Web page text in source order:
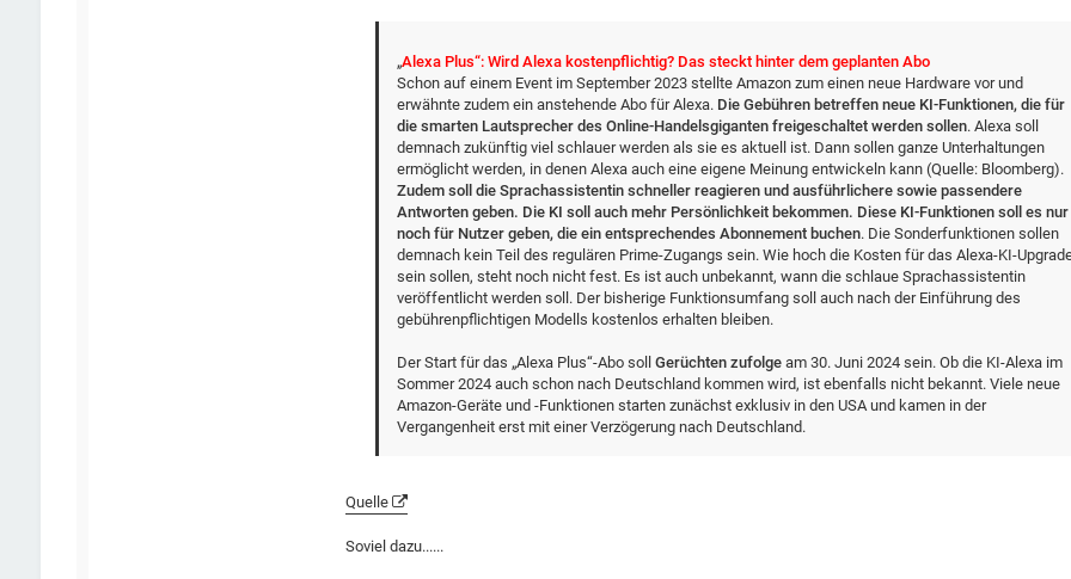
„Alexa Plus“: Wird Alexa kostenpflichtig? Das steckt hinter dem geplanten Abo
Schon auf einem Event im September 2023 stellte Amazon zum einen neue Hardware vor und
erwähnte zudem ein anstehende Abo für Alexa. Die Gebühren betreffen neue KI-Funktionen, die für
die smarten Lautsprecher des Online-Handelsgiganten freigeschaltet werden sollen. Alexa soll
demnach zukünftig viel schlauer werden als sie es aktuell ist. Dann sollen ganze Unterhaltungen
ermöglicht werden, in denen Alexa auch eine eigene Meinung entwickeln kann (Quelle: Bloomberg).
Zudem soll die Sprachassistentin schneller reagieren und ausführlichere sowie passendere
Antworten geben. Die KI soll auch mehr Persönlichkeit bekommen. Diese KI-Funktionen soll es nur
noch für Nutzer geben, die ein entsprechendes Abonnement buchen. Die Sonderfunktionen sollen
demnach kein Teil des regulären Prime-Zugangs sein. Wie hoch die Kosten für das Alexa-KI-
sein sollen, steht noch nicht fest. Es ist auch unbekannt, wann die schlaue Sprachassistentin
veröffentlicht werden soll. Der bisherige Funktionsumfang soll auch nach der Einführung des
gebührenpflichtigen Modells kostenlos erhalten bleiben.
Der Start für das „Alexa Plus“-Abo sollGerüchten zufolge am 30. Juni 2024 sein. Ob die KI-Alexa im
Sommer 2024 auch schon nach Deutschland kommen wird, ist ebenfalls nicht bekannt. Viele neue
Amazon-Geräte und -Funktionen starten zunächst exklusiv in den USA und kamen in der
Vergangenheit erst mit einer Verzögerung nach Deutschland.
Quelle
Soviel dazu......